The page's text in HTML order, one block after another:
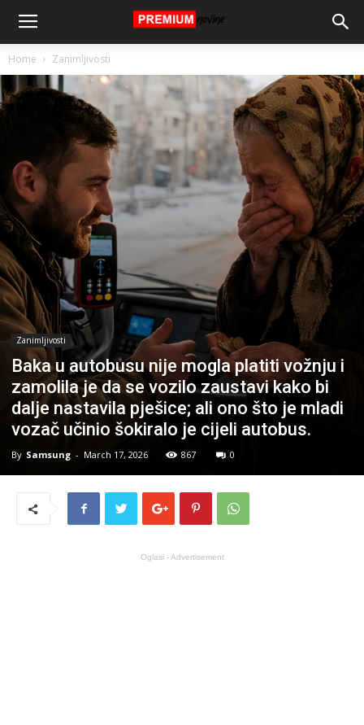
Home Zanimljivosti
Zanimljivosti
Baka u autobusu nije mogla platiti vožnju i
zamolila je da se vozilo zaustavi kako bi
dalje nastavila pješice; ali ono što je mladi
vozač učinio šokiralo je cijeli autobus.
By Samsung - March 17, 2026 867 0
Oglasi - Advertisement